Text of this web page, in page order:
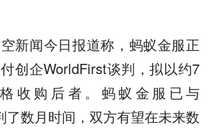
新闻今日报道称，蚂蚁金服正
创企WorldFirst谈判，拟以约7
收购后者。蚂蚁金服已与
了数月时间，双方有望在未来数